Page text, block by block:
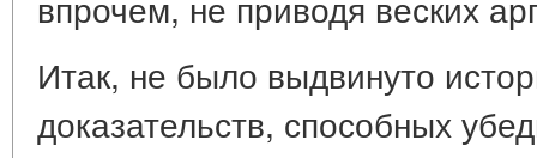
Итак, не было выдвинуто
доказательств, способных